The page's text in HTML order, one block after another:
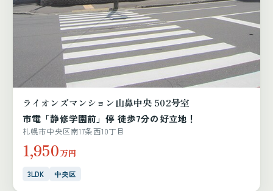
ライオンズマンション山鼻中央 502号室
市電「静修学園前」停 徒歩7分の好立地！
札幌市中央区南17条西10丁目
1,950万円
3LDK 中央区